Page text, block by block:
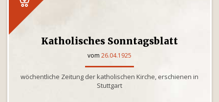
Katholisches Sonntagsblatt
vom 26.04.1925
wöchentliche Zeitung der katholischen Kirche, erschienen in
Stuttgart